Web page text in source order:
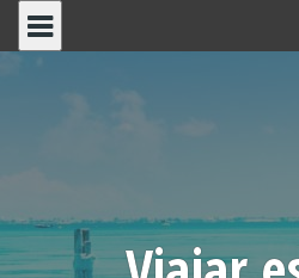
t
e